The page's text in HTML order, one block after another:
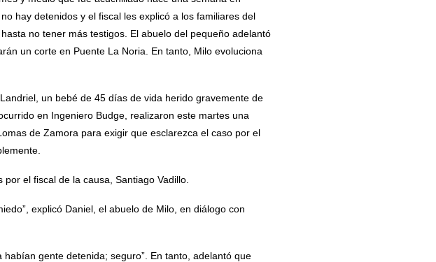
hay detenidos y el fiscal les explicó a los familiares del
no tener más testigos. El abuelo del pequeño adelantó
un corte en Puente La Noria. En tanto, Milo evoluciona
un bebé de 45 días de vida herido gravemente de
en Ingeniero Budge, realizaron este martes una
de Zamora para exigir que esclarezca el caso por el
el fiscal de la causa, Santiago Vadillo.
explicó Daniel, el abuelo de Milo, en diálogo con
gente detenida; seguro”. En tanto, adelantó que